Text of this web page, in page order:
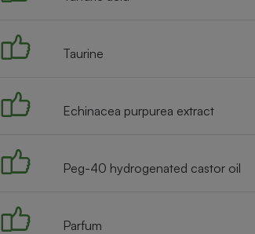
Taurine
Echinacea purpurea extract
Peg-40 hydrogenated castor oil
Parfum